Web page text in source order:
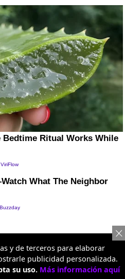
y de terceros para elaborar
publicidad personalizada.
su uso. Más información aquí